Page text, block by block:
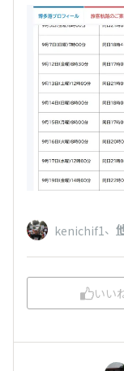
kenichif1 、
いい